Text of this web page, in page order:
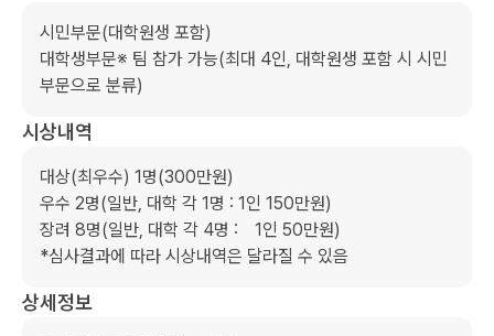
시민부문(대학원생 포함)
대학생부문※ 팀 참가 가능(최대 4인, 대학원생 포함 시 시민
부문으로 분류)
시상내역
대상(최우수) 1명(300만원)
우수 2명(일반, 대학 각 1명 : 1인 150만원)
장려 8명(일반, 대학 각 4명 :　1인 50만원)
*심사결과에 따라 시상내역은 달라질 수 있음
상세정보